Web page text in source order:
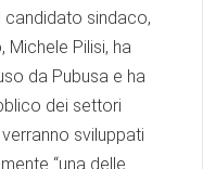
candidato sindaco,
Michele Pilisi, ha
da Pubusa e ha
dei settori
sviluppati
“una delle